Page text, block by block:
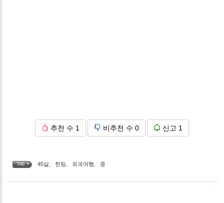
추천 수 1 비추천 수 0 신고 1
TAG • 45살 헌팅 외국여행 중